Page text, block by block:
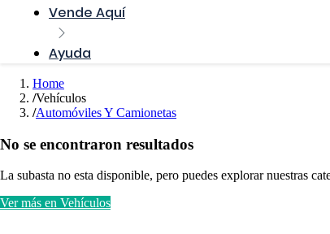
Vende Aquí
Ayuda
Home
Vehículos
Automóviles Y Camionetas
No se encontraron resultados
La subasta no esta disponible, pero puedes explorar nuestras
Ver más en Vehículos